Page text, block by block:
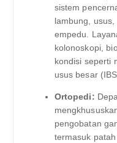
sistem
lambung,
empedu.
kolonoskopi,
kondisi seperti
usus besar
Ortopedi:
pengobatan
termasuk